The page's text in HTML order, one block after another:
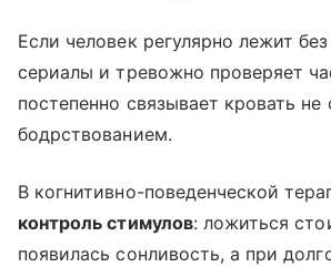
Если человек регулярно лежит
сериалы и тревожно проверяет
постепенно связывает кровать
бодрствованием.
В когнитивно-поведенческой
контроль стимулов: ложиться
появилась сонливость, а при